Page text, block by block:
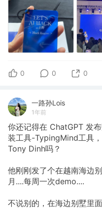
0 0 0
一路孙Lois
1年前
你还记得在 ChatGPT 发
装工具-TypingMind工具
Tony Dinh吗？
他刚刚发了个在越南海边
月....每周一次demo....
不说别的，在海边别墅里